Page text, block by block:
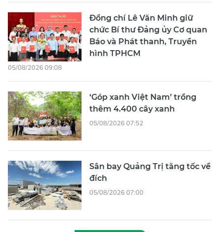
Đồng chí Lê Văn Minh giữ
chức Bí thư Đảng ủy Cơ quan
Báo và Phát thanh, Truyền
hình TPHCM
05/08/2026 09:08
‘Góp xanh Việt Nam’ trồng
thêm 4.400 cây xanh
05/08/2026 07:52
Sân bay Quảng Trị tăng tốc về
đích
05/08/2026 07:00